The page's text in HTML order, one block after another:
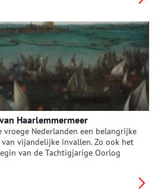
met de twee jonge reporters.
Haarlemmermeer
vroege Nederlanden een belangrijke
vijandelijke invallen. Zo ook het
van de Tachtigjarige Oorlog
van steden tegen de